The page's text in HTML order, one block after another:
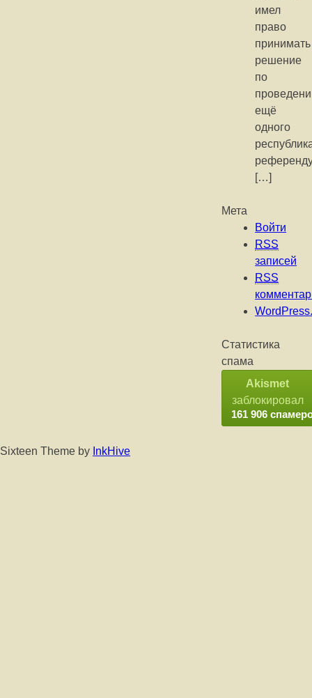
имел
право
принимать
решение
по
ещё
одного
[…]
Мета
Войти
RSS
записей
RSS
Статистика
спама
Akismet
заблокировал
161 906
Sixteen Theme by InkHive